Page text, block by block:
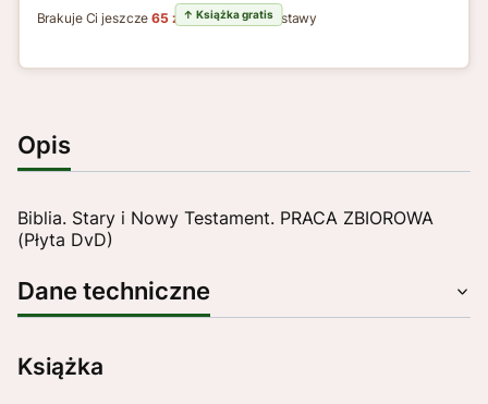
Brakuje Ci jeszcze65 zł do darmowej dostawy
Opis
Biblia. Stary i Nowy Testament. PRACA ZBIOROWA
(Płyta DvD)
Dane techniczne
Książka